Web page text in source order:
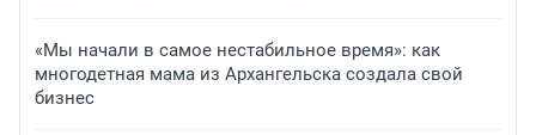
«Мы начали в самое нестабильное время»: как
многодетная мама из Архангельска создала свой
бизнес